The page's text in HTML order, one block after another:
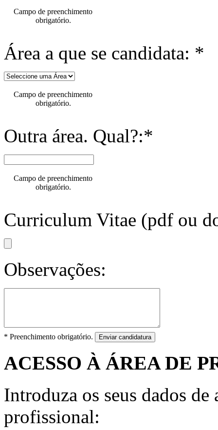
Campo de preenchimento
obrigatório.
Área a que se candidata: *
Campo de preenchimento
obrigatório.
Outra área. Qual?:*
Campo de preenchimento
obrigatório.
Curriculum Vitae (pdf ou
Observações:
* Preenchimento obrigatório. Enviar candidatura
ACESSO À ÁREA DE
Introduza os seus dados de
profissional: